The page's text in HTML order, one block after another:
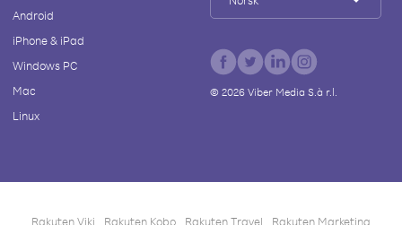
Android
iPhone & iPad
Windows PC
Mac
Linux
© 2026Viber Media S.à r.l.
Rakuten Viki Rakuten Kobo Rakuten Travel Rakuten Marketing